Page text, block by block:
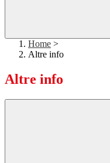
Home >
Altre info
Altre info